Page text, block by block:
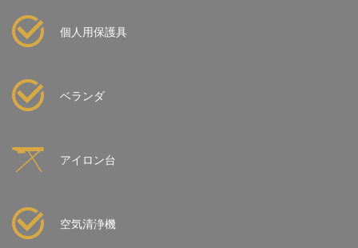
個人用保護具
ベランダ
アイロン台
空気清浄機